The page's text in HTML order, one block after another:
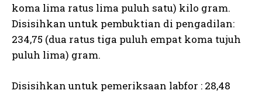
koma lima ratus lima puluh satu) kilo gram.
Disisihkan untuk pembuktian di pengadilan:
234,75 (dua ratus tiga puluh empat koma tujuh
puluh lima) gram.
Disisihkan untuk pemeriksaan labfor : 28,48